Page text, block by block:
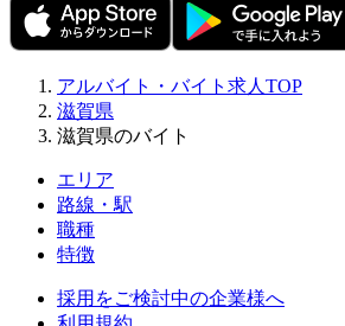
アルバイト・バイト求人TOP
滋賀県
滋賀県のバイト
エリア
路線・駅
職種
特徴
採用をご検討中の企業様へ